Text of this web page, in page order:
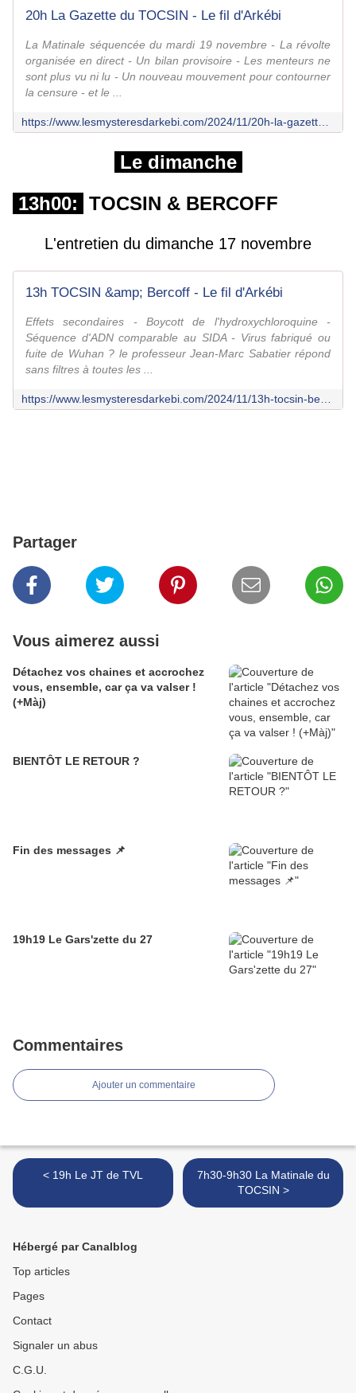
20h La Gazette du TOCSIN - Le fil d'Arkébi
La Matinale séquencée du mardi 19 novembre - La révolte
organisée en direct - Un bilan provisoire - Les menteurs ne
sont plus vu ni lu - Un nouveau mouvement pour contourner
la censure - et le ...
Le dimanche
13h00: TOCSIN & BERCOFF
L'entretien du dimanche 17 novembre
13h TOCSIN &amp; Bercoff - Le fil d'Arkébi
Effets secondaires - Boycott de l'hydroxychloroquine -
Séquence d'ADN comparable au SIDA - Virus fabriqué ou
fuite de Wuhan ? le professeur Jean-Marc Sabatier répond
sans filtres à toutes les ...
Partager
Vous aimerez aussi
Détachez vos chaines et accrochez
vous, ensemble, car ça va valser !
(+Màj)
BIENTÔT LE RETOUR ?
Fin des messages 📌
19h19 Le Gars'zette du 27
Commentaires
Ajouter un commentaire
< 19h Le JT de TVL
7h30-9h30 La Matinale du
TOCSIN >
Hébergé par Canalblog
Top articles
Pages
Contact
Signaler un abus
C.G.U.